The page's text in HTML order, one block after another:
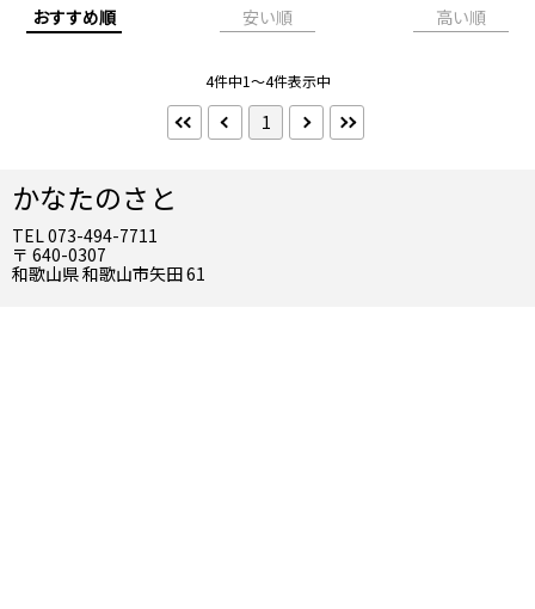
食事
インターネット
おすすめ順 安い順 高い順
4件中1～4件表示中
1
かなたのさと
TEL 073-494-7711
〒 640-0307
和歌山県 和歌山市矢田 61